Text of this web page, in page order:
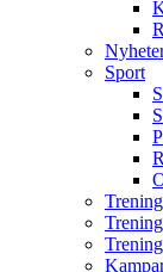
Sport